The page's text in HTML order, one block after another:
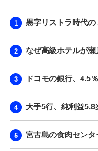
BPaaS
黒字リストラ時代の
なぜ高級ホテルが
ドコモの銀行、4.5
大手5行、純利益5.8
宮古島の食肉セン